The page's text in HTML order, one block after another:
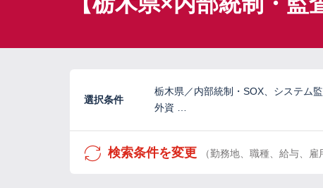
選択条件
栃木県／内部統制・SOX、システム
外資 …
検索条件を変更 （勤務地、職種、給与、